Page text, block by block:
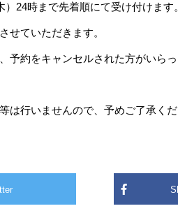
）24時まで先着順にて受け付けます。
せていただきます。
予約をキャンセルされた方がいら
は行いませんので、予めご了承くだ